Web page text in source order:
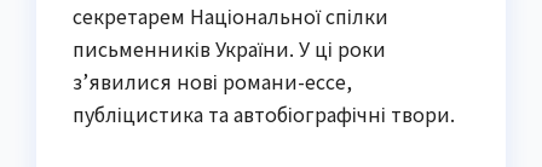
секретарем Національної спілки
письменників України. У ці роки
з’явилися нові романи-ессе,
публіцистика та автобіографічні твори.